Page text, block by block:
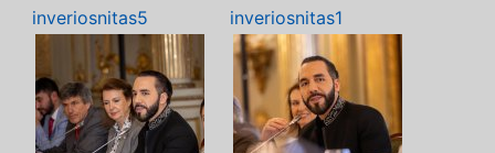
inveriosnitas5 inveriosnitas1